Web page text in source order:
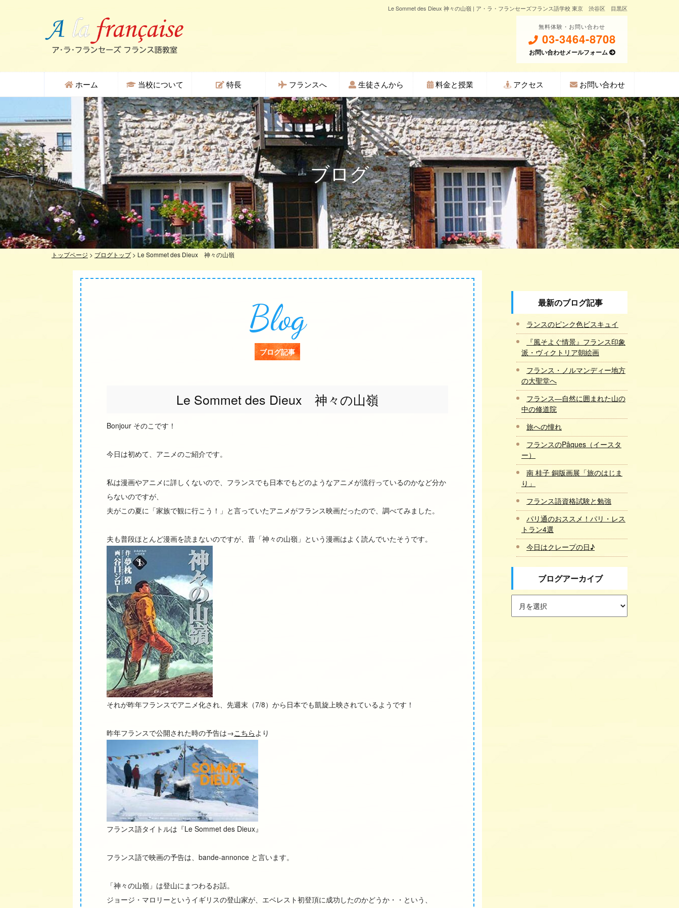
Le Sommet des Dieux 神々の山嶺 | ア・ラ・フランセーズフランス語学校 東京 渋谷区 目黒区
無料体験・お問い合わせ
03-3464-8708
お問い合わせメールフォーム
ホーム 当校について 特長 フランスへ 生徒さんから 料金と授業 アクセス お問い合わせ
ブログ
トップページ > ブログトップ> Le Sommet des Dieux 神々の山嶺
Blog
ブログ記事
Le Sommet des Dieux 神々の山嶺
Bonjour そのこです！
今日は初めて、アニメのご紹介です。
私は漫画やアニメに詳しくないので、フランスでも日本でもどのようなアニメが流行っているのかなど分か
らないのですが、
夫がこの夏に「家族で観に行こう！」と言っていたアニメがフランス映画だったので、調べてみました。
夫も普段ほとんど漫画を読まないのですが、昔「神々の山嶺」という漫画はよく読んでいたそうです。
それが昨年フランスでアニメ化され、先週末（7/8）から日本でも凱旋上映されているようです！
昨年フランスで公開された時の予告は→こちらより
フランス語タイトルは『Le Sommet des Dieux』
フランス語で映画の予告は、bande-annonce と言います。
「神々の山嶺」は登山にまつわるお話。
ジョージ・マロリーというイギリスの登山家が、エベレスト初登頂に成功したのかどうか・・という、
最新のブログ記事
ランスのピンク色ビスキュイ
『風そよぐ情景』フランス印象
派・ヴィクトリア朝絵画
フランス・ノルマンディー地方
の大聖堂へ
フランス―自然に囲まれた山の
中の修道院
旅への憧れ
フランスのPâques（イースタ
ー）
南 桂子 銅版画展「旅のはじま
り」
フランス語資格試験と勉強
パリ通のおススメ！パリ・レス
トラン4選
今日はクレープの日♪
ブログアーカイブ